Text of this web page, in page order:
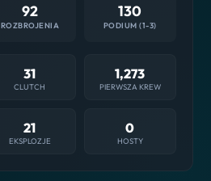
92
ROZBROJENIA
130
PODIUM (1-3)
31
CLUTCH
1,273
PIERWSZA KREW
21
EKSPLOZJE
0
HOSTY